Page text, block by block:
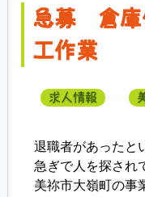
相談室とは？
地域連携事業
求人情報検索
各種セミナー
急募 倉庫
工作業
求人情報
退職者があったと
急ぎで人を探され
美祢市大嶺町の事